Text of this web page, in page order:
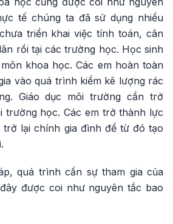
tế chúng ta đã sử dụng nhiều
triển khai việc tính toán, cân
rồi tại các trường học. Học sinh
khoa học. Các em hoàn toàn
vào quá trình kiểm kê lượng rác
Giáo dục môi trường cần trở
trường học. Các em trở thành lực
lại chính gia đình để từ đó tạo
quá trình cần sự tham gia của
được coi như nguyên tắc bao